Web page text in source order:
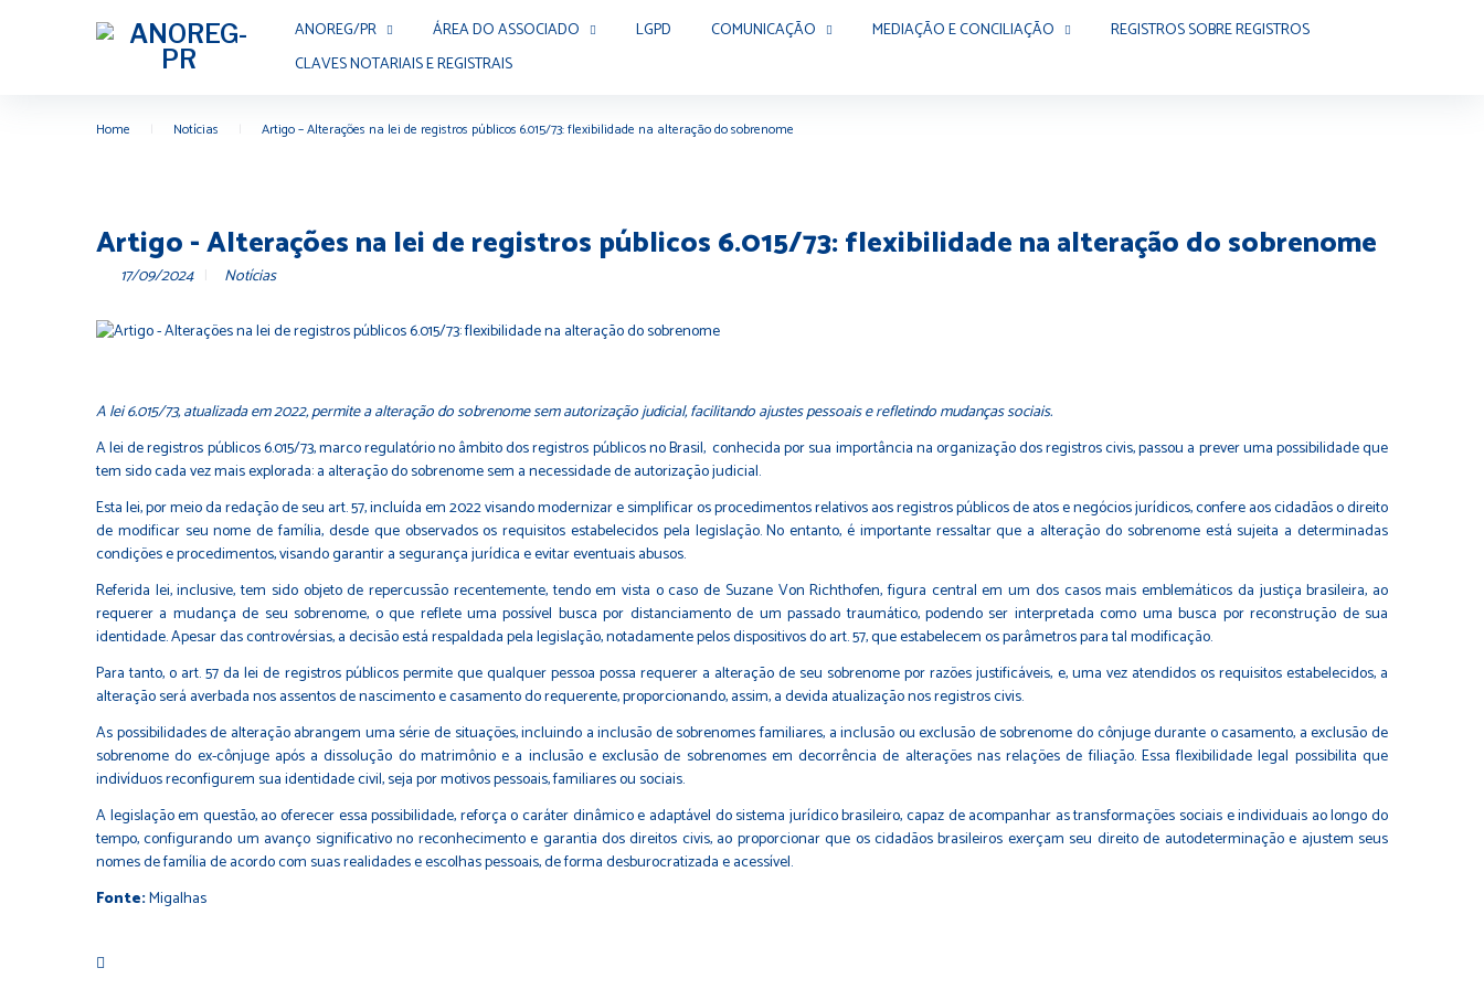
ANOREG/PR ÁREA DO ASSOCIADO LGPD COMUNICAÇÃO MEDIAÇÃO E CONCILIAÇÃO
REGISTROS SOBRE REGISTROS
CLAVES NOTARIAIS E REGISTRAIS
Home Notícias Artigo – Alterações na lei de registros públicos 6.015/73: flexibilidade na alteração do sobrenome
Artigo - Alterações na lei de registros públicos 6.015/73: flexibilidade na alteração do sobrenome
17/09/2024 Notícias
A lei 6.015/73, atualizada em 2022, permite a alteração do sobrenome sem autorização judicial, facilitando ajustes pessoais e refletindo mudanças sociais.
A lei de registros públicos 6.015/73, marco regulatório no âmbito dos registros públicos no Brasil, conhecida por sua importância na organização dos registros civis, passou a prever uma possibilidade que
tem sido cada vez mais explorada: a alteração do sobrenome sem a necessidade de autorização judicial.
Esta lei, por meio da redação de seu art. 57, incluída em 2022 visando modernizar e simplificar os procedimentos relativos aos registros públicos de atos e negócios jurídicos, confere aos cidadãos o direito
de modificar seu nome de família, desde que observados os requisitos estabelecidos pela legislação. No entanto, é importante ressaltar que a alteração do sobrenome está sujeita a determinadas
condições e procedimentos, visando garantir a segurança jurídica e evitar eventuais abusos.
Referida lei, inclusive, tem sido objeto de repercussão recentemente, tendo em vista o caso de Suzane Von Richthofen, figura central em um dos casos mais emblemáticos da justiça brasileira, ao
requerer a mudança de seu sobrenome, o que reflete uma possível busca por distanciamento de um passado traumático, podendo ser interpretada como uma busca por reconstrução de sua
identidade. Apesar das controvérsias, a decisão está respaldada pela legislação, notadamente pelos dispositivos do art. 57, que estabelecem os parâmetros para tal modificação.
Para tanto, o art. 57 da lei de registros públicos permite que qualquer pessoa possa requerer a alteração de seu sobrenome por razões justificáveis, e, uma vez atendidos os requisitos estabelecidos, a
alteração será averbada nos assentos de nascimento e casamento do requerente, proporcionando, assim, a devida atualização nos registros civis.
As possibilidades de alteração abrangem uma série de situações, incluindo a inclusão de sobrenomes familiares, a inclusão ou exclusão de sobrenome do cônjuge durante o casamento, a exclusão de
sobrenome do ex-cônjuge após a dissolução do matrimônio e a inclusão e exclusão de sobrenomes em decorrência de alterações nas relações de filiação. Essa flexibilidade legal possibilita que
indivíduos reconfigurem sua identidade civil, seja por motivos pessoais, familiares ou sociais.
A legislação em questão, ao oferecer essa possibilidade, reforça o caráter dinâmico e adaptável do sistema jurídico brasileiro, capaz de acompanhar as transformações sociais e individuais ao longo do
tempo, configurando um avanço significativo no reconhecimento e garantia dos direitos civis, ao proporcionar que os cidadãos brasileiros exerçam seu direito de autodeterminação e ajustem seus
nomes de família de acordo com suas realidades e escolhas pessoais, de forma desburocratizada e acessível.
Fonte:Migalhas